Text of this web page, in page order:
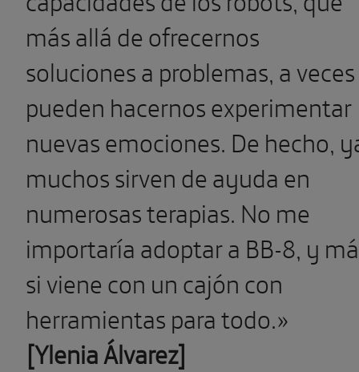
más allá de ofrecernos
soluciones a problemas, a veces
pueden hacernos experimentar
nuevas emociones. De hecho,
muchos sirven de ayuda en
numerosas terapias. No me
importaría adoptar a BB-8, y
si viene con un cajón con
herramientas para todo.»
[Ylenia Álvarez]